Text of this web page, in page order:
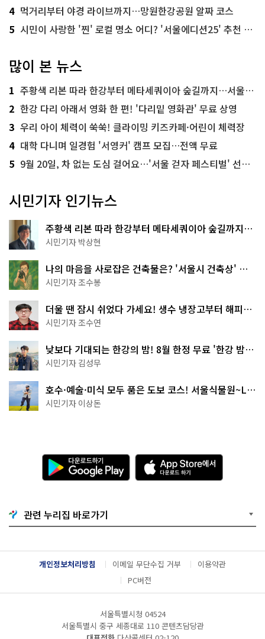
4 먹거리부터 야경 라이브까지…망원한강공원 알짜 코스
5 시민이 사랑한 '찐' 로컬 명소 어디? '서울에디션25' 추천 코스
많이 본 뉴스
1 주황색 리본 따라 한강부터 메타세쿼이아 숲길까지…서울둘레길 15코스
2 한강 다리 아래서 영화 한 편! '다리밑 영화관' 무료 상영
3 우리 아이 체력이 쑥쑥! 클라이밍 키즈카페·어린이 체력장
4 대학 다니며 일경험 '서영커' 캠프 모집…전액 무료
5 9월 20일, 차 없는 도심 걸어요…'서울 걷자 페스티벌' 선착순 5천명
시민기자 인기뉴스
주황색 리본 따라 한강부터 메타세쿼이아 숲길까지…
서울둘레길 15코스
시민기자 박상현
나의 마음을 사로잡은 건축물은? '서울시 건축상' 수
상작 공개!
시민기자 조수봉
더울 땐 잠시 쉬었다 가세요! 생수 냉장고부터 해피소
·무더위쉼터까지
시민기자 조수연
낮보다 기대되는 한강의 밤! 8월 한정 무료 '한강 밤
핑' 예약은?
시민기자 김성무
호수·예술·미식 모두 품은 도보 코스! 서울식물원~LG
아트센터~마곡테라스거리
시민기자 이상돈
다
운
로
기
G
o
g
l
e
l
A
p
p
e
서
다
운
드
관련 누리집 바로가기
개인정보처리방침 이메일 무단수집 거부
이용약관
PC버전
서울특별시청 04524
서울특별시 중구 세종대로 110 콘텐츠담당관